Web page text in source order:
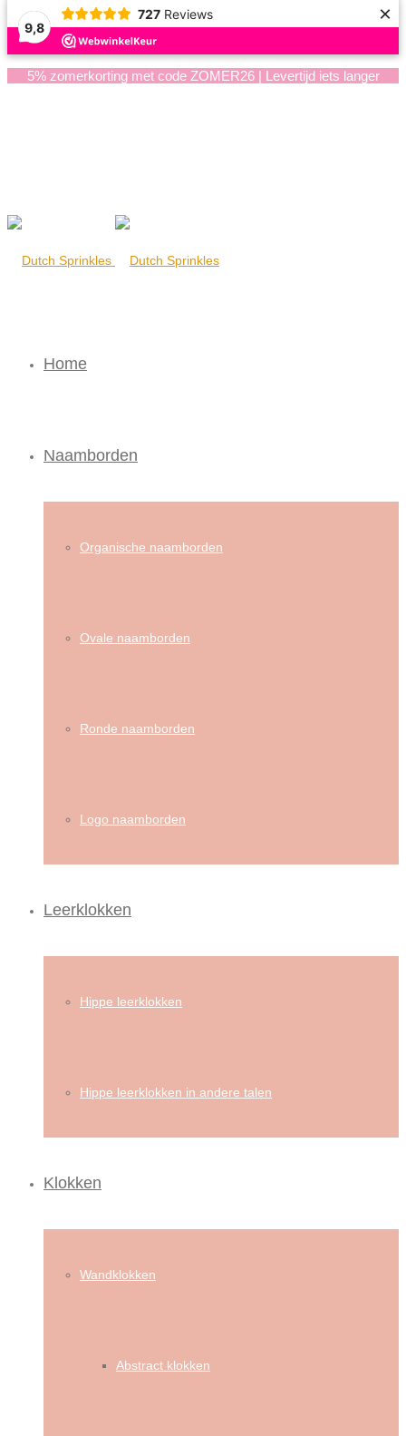
9,8
727 Reviews ×
5% zomerkorting met code ZOMER26 | Levertijd iets langer
Home
Naamborden
Organische naamborden
Ovale naamborden
Ronde naamborden
Logo naamborden
Leerklokken
Hippe leerklokken
Hippe leerklokken in andere talen
Klokken
Wandklokken
Abstract klokken